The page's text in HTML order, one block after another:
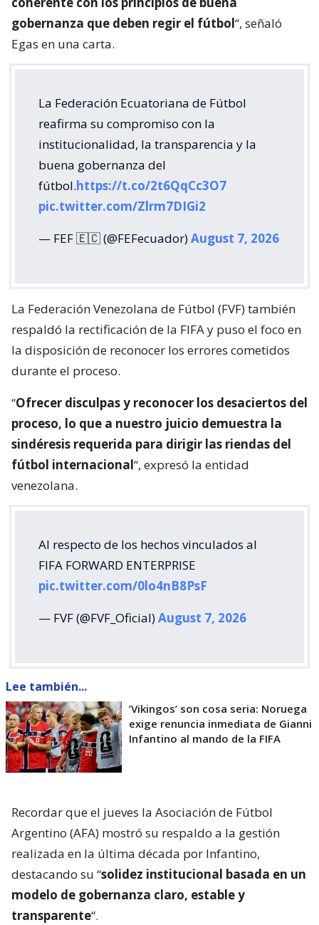
gobernanza que deben regir el fútbol“, señaló
Egas en una carta.
La Federación Ecuatoriana de Fútbol
reafirma su compromiso con la
institucionalidad, la transparencia y la
buena gobernanza del
fútbol.https://t.co/2t6QqCc3O7
pic.twitter.com/Zlrm7DIGi2
— FEF 🇪🇨 (@FEFecuador)August 7, 2026
La Federación Venezolana de Fútbol (FVF) también
respaldó la rectificación de la FIFA y puso el foco en
la disposición de reconocer los errores cometidos
durante el proceso.
“Ofrecer disculpas y reconocer los desaciertos del
proceso, lo que a nuestro juicio demuestra la
sindéresis requerida para dirigir las riendas del
fútbol internacional“, expresó la entidad
venezolana.
Al respecto de los hechos vinculados al
FIFA FORWARD ENTERPRISE
pic.twitter.com/0lo4nB8PsF
— FVF (@FVF_Oficial)August 7, 2026
Lee también...
’Vikingos’ son cosa seria: Noruega
exige renuncia inmediata de Gianni
Infantino al mando de la FIFA
Recordar que el jueves la Asociación de Fútbol
Argentino (AFA) mostró su respaldo a la gestión
realizada en la última década por Infantino,
destacando su “solidez institucional basada en un
modelo de gobernanza claro, estable y
transparente“.